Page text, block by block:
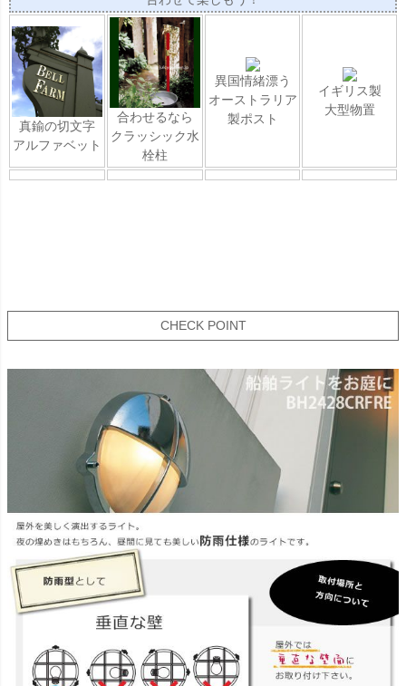
真鍮の切文字
アルファベット
合わせるなら
クラッシック水
栓柱
異国情緒漂う
オーストラリア
製ポスト
イギリス製
大型物置
CHECK POINT